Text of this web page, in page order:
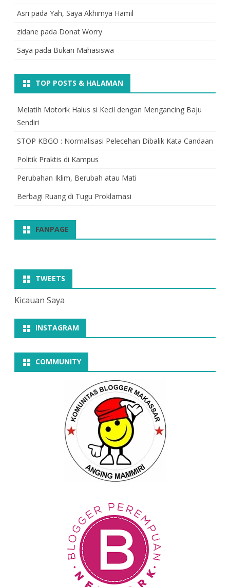
Asri pada Yah, Saya Akhirnya Hamil
zidane pada Donat Worry
Saya pada Bukan Mahasiswa
TOP POSTS & HALAMAN
Melatih Motorik Halus si Kecil dengan Mengancing Baju
Sendiri
STOP KBGO : Normalisasi Pelecehan Dibalik Kata Candaan
Politik Praktis di Kampus
Perubahan Iklim, Berubah atau Mati
Berbagi Ruang di Tugu Proklamasi
FANPAGE
TWEETS
Kicauan Saya
INSTAGRAM
COMMUNITY